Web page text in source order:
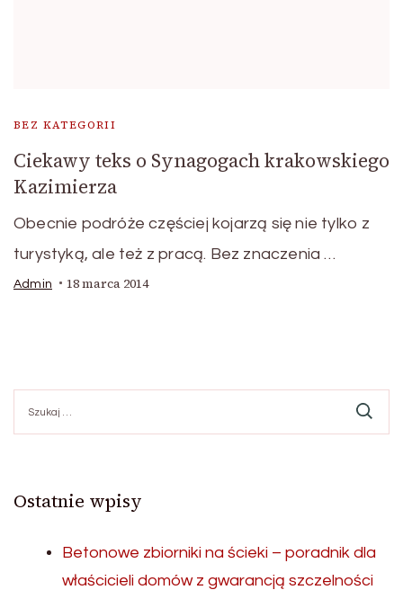
BEZ KATEGORII
Ciekawy teks o Synagogach krakowskiego
Kazimierza
Obecnie podróże częściej kojarzą się nie tylko z
turystyką, ale też z pracą. Bez znaczenia …
Admin 18 marca 2014
Ostatnie wpisy
Betonowe zbiorniki na ścieki – poradnik dla
właścicieli domów z gwarancją szczelności